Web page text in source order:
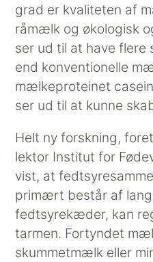
grad er kvaliteten af
råmælk og økologisk
ser ud til at have flere
end konventionelle
mælkeproteinet
ser ud til at kunne
Helt ny forskning,
lektor Institut for
vist, at
primært består af
fedtsyrekæder, kan
tarmen. Fortyndet
skummetmælk eller